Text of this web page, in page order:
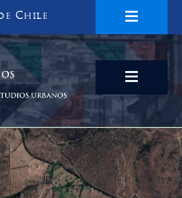
Chile
URBANOS
Y ESTUDIOS URBANOS